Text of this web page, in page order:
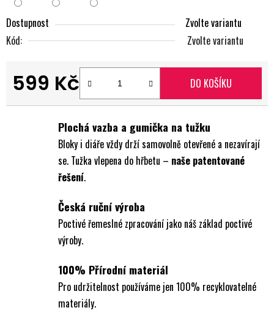
Dostupnost
Zvolte variantu
Kód:
Zvolte variantu
599 Kč
Měrná cena:
DO KOŠÍKU
Plochá vazba a gumička na tužku
Bloky i diáře vždy drží samovolně otevřené a nezavírají
se. Tužka vlepena do hřbetu – naše patentované
řešení.
Česká ruční výroba
Poctivé řemeslné zpracování jako náš základ poctivé
výroby.
100% Přírodní materiál
Pro udržitelnost používáme jen 100% recyklovatelné
materiály.